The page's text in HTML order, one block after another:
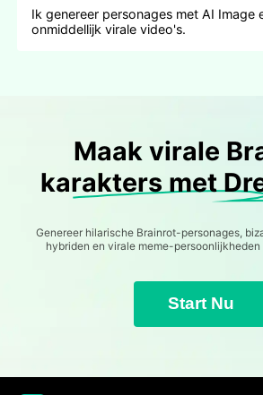
Ik genereer personages met AI Image
onmiddellijk virale video's.
Maak virale
karakters met
Genereer hilarische Brainrot-personages,
hybriden en virale meme-persoonlijkheden
Start Nu